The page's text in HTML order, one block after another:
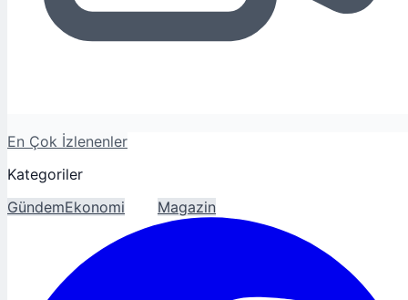
En Çok İzlenenler
Kategoriler
GündemEkonomi Magazin